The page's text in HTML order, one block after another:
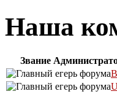
Наша
Звание